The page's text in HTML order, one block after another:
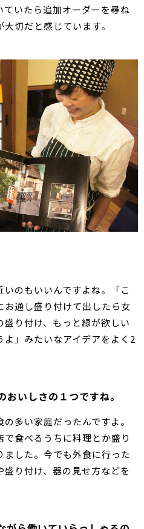
いたら追加オーダーを尋ね
切だと感じています。
いのもいいんですよね。「こ
通し盛り付けて出したら女
り付け、もっと緑が欲しい
」みたいなアイデアをよく2
いしさの１つですね。
の多い家庭だったんですよ。
食べるうちに料理とか盛り
した。今でも外食に行った
り付け、器の見せ方などを